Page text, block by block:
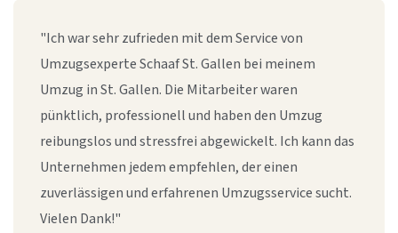
"Ich war sehr zufrieden mit dem Service von
Umzugsexperte Schaaf St. Gallen bei meinem
Umzug in St. Gallen. Die Mitarbeiter waren
pünktlich, professionell und haben den Umzug
reibungslos und stressfrei abgewickelt. Ich kann das
Unternehmen jedem empfehlen, der einen
zuverlässigen und erfahrenen Umzugsservice sucht.
Vielen Dank!"